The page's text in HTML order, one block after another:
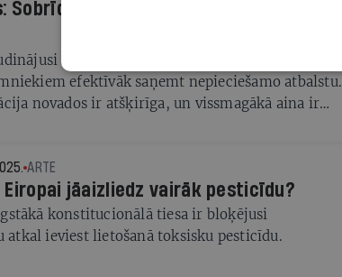
Šobrīd daudzas vērtīgās kultūras nonāk
ārkārtējo situāciju lauksaimniecībā, kas
efektīvāk saņemt nepieciešamo atbalstu.
novados ir atšķirīga, un vissmagākā aina ir
ARTE
Eiropai jāaizliedz vairāk pesticīdu?
konstitucionālā tiesa ir bloķējusi
atkal ieviest lietošanā toksisku pesticīdu.